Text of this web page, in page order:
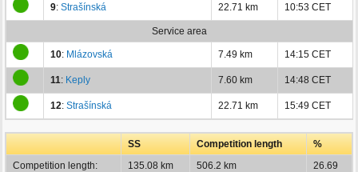
9: Strašínská 22.71 km 10:53 CET
Service area
10: Mlázovská 7.49 km 14:15 CET
11: Keply 7.60 km 14:48 CET
12: Strašínská 22.71 km 15:49 CET
SS Competition length
%
Competition length:
135.08 km 506.2 km
26.69